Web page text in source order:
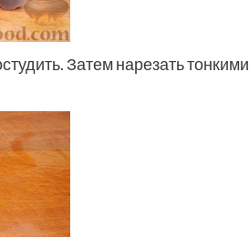
Затем нарезать тонкими